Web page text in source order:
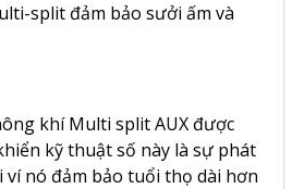
split đảm bảo sưởi ấm và
khí Multi split AUX được
kỹ thuật số này là sự phát
nó đảm bảo tuổi thọ dài hơn